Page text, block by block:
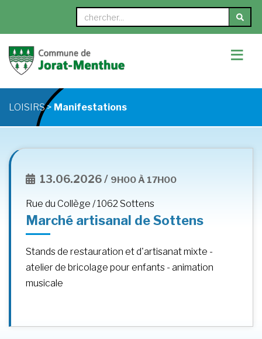
≡
LOISIRS > Manifestations
13.06.2026 / 9H00 À 17H00
Rue du Collège / 1062 Sottens
Marché artisanal de Sottens
Stands de restauration et d'artisanat mixte -
atelier de bricolage pour enfants - animation
musicale